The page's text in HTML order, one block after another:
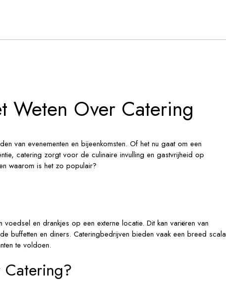
Weten Over Catering
van evenementen en bijeenkomsten. Of het nu gaat om een
catering zorgt voor de culinaire invulling en gastvrijheid op
waarom is het zo populair?
en drankjes op een externe locatie. Dit kan variëren van
buffetten en diners. Cateringbedrijven bieden vaak een breed scala
te voldoen.
Catering?